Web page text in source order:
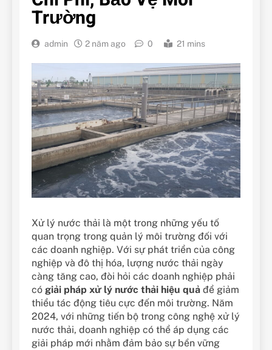
Trường
admin 2 năm ago 0 21 mins
Xử lý nước thải là một trong những yếu tố
quan trọng trong quản lý môi trường đối với
các doanh nghiệp. Với sự phát triển của công
nghiệp và đô thị hóa, lượng nước thải ngày
càng tăng cao, đòi hỏi các doanh nghiệp phải
có giải pháp xử lý nước thải hiệu quả để giảm
thiểu tác động tiêu cực đến môi trường. Năm
2024, với những tiến bộ trong công nghệ xử lý
nước thải, doanh nghiệp có thể áp dụng các
giải pháp mới nhằm đảm bảo sự bền vững